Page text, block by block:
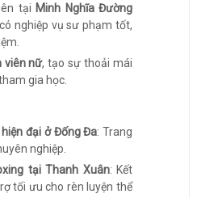
tại Minh Nghĩa Đường
nghiệp vụ sư phạm tốt,
viên nữ, tạo sự thoải mái
gia học.
đại ở Đống Đa: Trang
nghiệp.
tại Thanh Xuân: Kết
tối ưu cho rèn luyện thể